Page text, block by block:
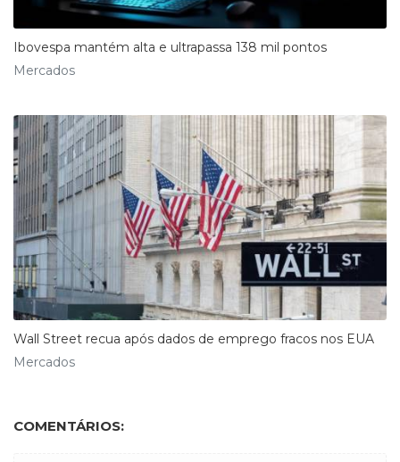
Ibovespa mantém alta e ultrapassa 138 mil pontos
Mercados
Wall Street recua após dados de emprego fracos nos EUA
Mercados
COMENTÁRIOS: